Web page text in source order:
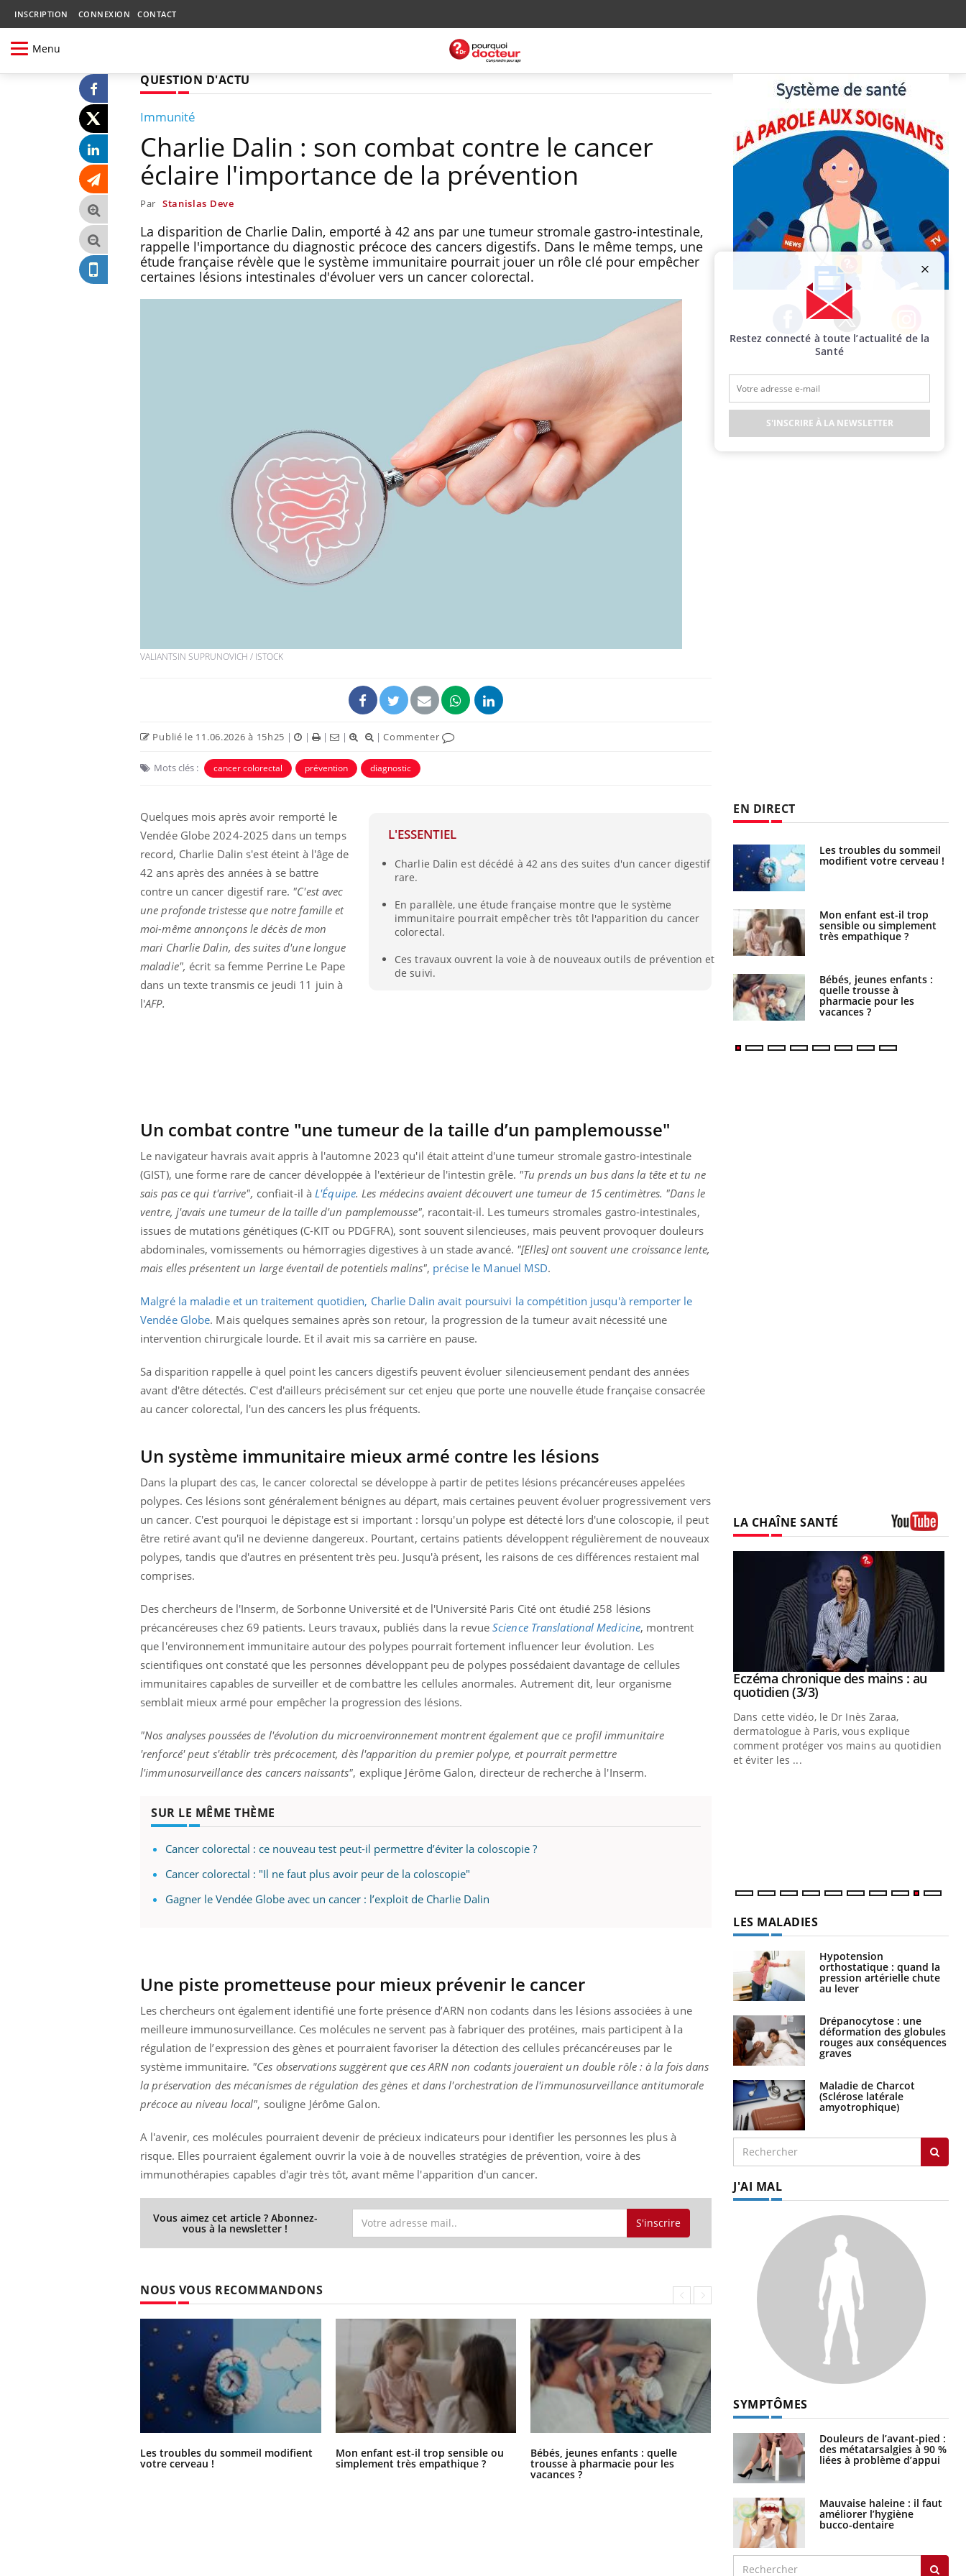
INSCRIPTION CONNEXION CONTACT
Menu
QUESTION D'ACTU
Immunité
Charlie Dalin : son combat contre le cancer
éclaire l'importance de la prévention
Par Stanislas Deve
La disparition de Charlie Dalin, emporté à 42 ans par une tumeur stromale gastro-intestinale,
rappelle l'importance du diagnostic précoce des cancers digestifs. Dans le même temps, une
étude française révèle que le système immunitaire pourrait jouer un rôle clé pour empêcher
certaines lésions intestinales d'évoluer vers un cancer colorectal.
VALIANTSIN SUPRUNOVICH / ISTOCK
Publié le 11.06.2026 à 15h25 | | | | |Commenter
Mots clés : cancer colorectal prévention diagnostic
L'ESSENTIEL
Charlie Dalin est décédé à 42 ans des suites d'un cancer digestif
rare.
En parallèle, une étude française montre que le système
immunitaire pourrait empêcher très tôt l'apparition du cancer
colorectal.
Ces travaux ouvrent la voie à de nouveaux outils de prévention et
de suivi.
Quelques mois après avoir remporté le
Vendée Globe 2024-2025 dans un temps
record, Charlie Dalin s'est éteint à l'âge de
42 ans après des années à se battre
contre un cancer digestif rare. "C'est avec
une profonde tristesse que notre famille et
moi-même annonçons le décès de mon
mari Charlie Dalin, des suites d'une longue
maladie", écrit sa femme Perrine Le Pape
dans un texte transmis ce jeudi 11 juin à
l'AFP.
Un combat contre "une tumeur de la taille d’un pamplemousse"
Le navigateur havrais avait appris à l'automne 2023 qu'il était atteint d'une tumeur stromale gastro-intestinale
(GIST), une forme rare de cancer développée à l'extérieur de l'intestin grêle. "Tu prends un bus dans la tête et tu ne
sais pas ce qui t'arrive", confiait-il à L'Équipe. Les médecins avaient découvert une tumeur de 15 centimètres. "Dans le
ventre, j'avais une tumeur de la taille d'un pamplemousse", racontait-il. Les tumeurs stromales gastro-intestinales,
issues de mutations génétiques (C-KIT ou PDGFRA), sont souvent silencieuses, mais peuvent provoquer douleurs
abdominales, vomissements ou hémorragies digestives à un stade avancé. "[Elles] ont souvent une croissance lente,
mais elles présentent un large éventail de potentiels malins", précise le Manuel MSD.
Malgré la maladie et un traitement quotidien, Charlie Dalin avait poursuivi la compétition jusqu'à remporter le
Vendée Globe. Mais quelques semaines après son retour, la progression de la tumeur avait nécessité une
intervention chirurgicale lourde. Et il avait mis sa carrière en pause.
Sa disparition rappelle à quel point les cancers digestifs peuvent évoluer silencieusement pendant des années
avant d'être détectés. C'est d'ailleurs précisément sur cet enjeu que porte une nouvelle étude française consacrée
au cancer colorectal, l'un des cancers les plus fréquents.
Un système immunitaire mieux armé contre les lésions
Dans la plupart des cas, le cancer colorectal se développe à partir de petites lésions précancéreuses appelées
polypes. Ces lésions sont généralement bénignes au départ, mais certaines peuvent évoluer progressivement vers
un cancer. C'est pourquoi le dépistage est si important : lorsqu'un polype est détecté lors d'une coloscopie, il peut
être retiré avant qu'il ne devienne dangereux. Pourtant, certains patients développent régulièrement de nouveaux
polypes, tandis que d'autres en présentent très peu. Jusqu'à présent, les raisons de ces différences restaient mal
comprises.
Des chercheurs de l'Inserm, de Sorbonne Université et de l'Université Paris Cité ont étudié 258 lésions
précancéreuses chez 69 patients. Leurs travaux, publiés dans la revueScience Translational Medicine, montrent
que l'environnement immunitaire autour des polypes pourrait fortement influencer leur évolution. Les
scientifiques ont constaté que les personnes développant peu de polypes possédaient davantage de cellules
immunitaires capables de surveiller et de combattre les cellules anormales. Autrement dit, leur organisme
semblait mieux armé pour empêcher la progression des lésions.
"Nos analyses poussées de l'évolution du microenvironnement montrent également que ce profil immunitaire
'renforcé' peut s'établir très précocement, dès l'apparition du premier polype, et pourrait permettre
l'immunosurveillance des cancers naissants", explique Jérôme Galon, directeur de recherche à l'Inserm.
SUR LE MÊME THÈME
Cancer colorectal : ce nouveau test peut-il permettre d’éviter la coloscopie ?
Cancer colorectal : "Il ne faut plus avoir peur de la coloscopie"
Gagner le Vendée Globe avec un cancer : l’exploit de Charlie Dalin
Une piste prometteuse pour mieux prévenir le cancer
Les chercheurs ont également identifié une forte présence d’ARN non codants dans les lésions associées à une
meilleure immunosurveillance. Ces molécules ne servent pas à fabriquer des protéines, mais participent à la
régulation de l’expression des gènes et pourraient favoriser la détection des cellules précancéreuses par le
système immunitaire. "Ces observations suggèrent que ces ARN non codants joueraient un double rôle : à la fois dans
la préservation des mécanismes de régulation des gènes et dans l'orchestration de l'immunosurveillance antitumorale
précoce au niveau local", souligne Jérôme Galon.
A l'avenir, ces molécules pourraient devenir de précieux indicateurs pour identifier les personnes les plus à
risque. Elles pourraient également ouvrir la voie à de nouvelles stratégies de prévention, voire à des
immunothérapies capables d'agir très tôt, avant même l'apparition d'un cancer.
Vous aimez cet article ? Abonnez-
vous à la newsletter ! S'inscrire
NOUS VOUS RECOMMANDONS
Les troubles du sommeil modifient
votre cerveau !
Mon enfant est-il trop sensible ou
simplement très empathique ?
Bébés, jeunes enfants : quelle
trousse à pharmacie pour les
vacances ?
Syndrome métabolique : quels sont
les meilleurs exercices physiques ?
Facebook Twitter Instagram
EN DIRECT
Les troubles du sommeil
modifient votre cerveau !
Mon enfant est-il trop
sensible ou simplement
très empathique ?
Bébés, jeunes enfants :
quelle trousse à
pharmacie pour les
vacances ?
LA CHAÎNE SANTÉ
Un « jumeau numérique » pour
faciliter l’accès à la médecine
préventiveYoutube
Un établissement lié à un groupe
mutualiste innove en matière de bilan de
santé : l'utilisation d'un « jumeau
numérique » permet ...
Youtube
COUP DE FOOD sur le diabèteYoutube
Coup de food sur le diabète, c'est votre
bouscule les idées reçues ! Dans cet
épisode, une ...
Youtube
Quand l’entreprise mise sur le bien
être globalYoutube
qualité de vie au travail" de Pourquoi
Docteur reçoivent Régis Blugeon, DRH et
directeur ...
Youtube
Eczéma chronique des mains : au
quotidien (3/3)Youtube
Dans cette vidéo, le Dr Inès Zaraa,
dermatologue à Paris, vous explique
comment protéger vos mains au quotidien
et éviter les ...
LES MALADIES
Hypotension
orthostatique : quand la
pression artérielle chute
au lever
Drépanocytose : une
déformation des globules
rouges aux conséquences
graves
Maladie de Charcot
(Sclérose latérale
amyotrophique)
J'AI MAL
SYMPTÔMES
Douleurs de l’avant-pied :
des métatarsalgies à 90 %
liées à problème d’appui
Mauvaise haleine : il faut
améliorer l’hygiène
bucco-dentaire
Restez connecté à toute l’actualité de la
Santé
S'INSCRIRE À LA NEWSLETTER